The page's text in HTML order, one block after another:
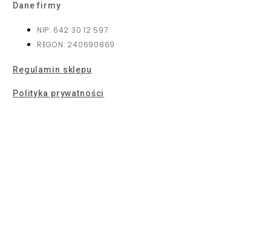
Dane firmy
NIP: 642 30 12 597
REGON: 240690869
Regulamin sklepu
Polityka prywatności